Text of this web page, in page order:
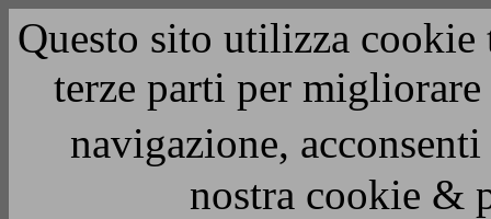
Questo sito utilizza
terze parti per
navigazione,
nostra cookie &